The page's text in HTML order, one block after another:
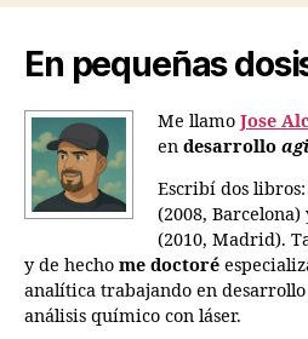
En pequeñas
Me llamo Jose
en desarrollo
Escribí dos
(2008,
(2010, Madrid).
y de hecho me doctoré
analítica trabajando en
análisis químico con láser.